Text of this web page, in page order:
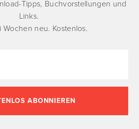
Tipps, Buchvorstellungen und
Links.
Wochen neu. Kostenlos.